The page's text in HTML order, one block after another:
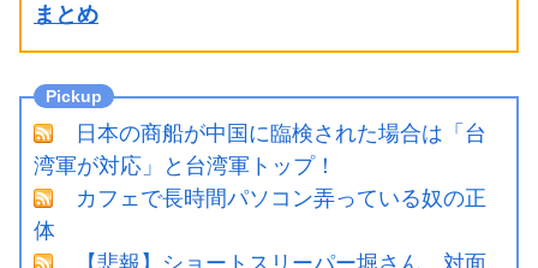
まとめ
日本の商船が中国に臨検された場合は「台
湾軍が対応」と台湾軍トップ！
カフェで長時間パソコン弄っている奴の正
体
【悲報】ショートスリーパー堀さん、対面